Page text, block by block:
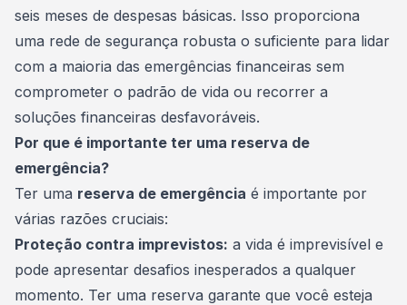
seis meses de despesas básicas. Isso proporciona
uma rede de segurança robusta o suficiente para lidar
com a maioria das emergências financeiras sem
comprometer o padrão de vida ou recorrer a
soluções financeiras desfavoráveis.
Por que é importante ter uma reserva de
emergência?
Ter uma reserva de emergência é importante por
várias razões cruciais:
Proteção contra imprevistos: a vida é imprevisível e
pode apresentar desafios inesperados a qualquer
momento. Ter uma reserva garante que você esteja